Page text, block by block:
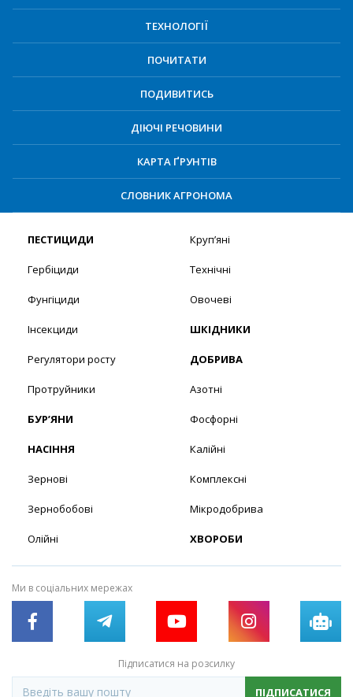
ТЕХНОЛОГІЇ
ПОЧИТАТИ
ПОДИВИТИСЬ
ДІЮЧІ РЕЧОВИНИ
КАРТА ҐРУНТІВ
СЛОВНИК АГРОНОМА
ПЕСТИЦИДИ
Гербіциди
Фунгіциди
Інсекциди
Регулятори росту
Протруйники
БУР’ЯНИ
НАСІННЯ
Зернові
Зернобобові
Олійні
Круп’яні
Технічні
Овочеві
ШКІДНИКИ
ДОБРИВА
Азотні
Фосфорні
Калійні
Комплексні
Мікродобрива
ХВОРОБИ
Ми в соціальних мережах
Підписатися на розсилку
ПІДПИСАТИСЯ